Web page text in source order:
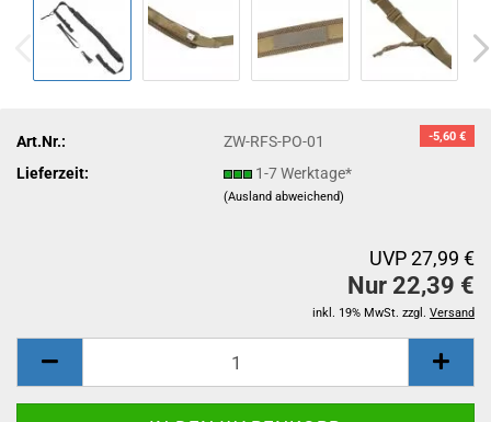
-5,60 €
Art.Nr.:
ZW-RFS-PO-01
Lieferzeit:
1-7 Werktage*
(Ausland abweichend)
UVP 27,99 €
Nur 22,39 €
inkl. 19% MwSt. zzgl. Versand